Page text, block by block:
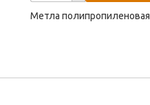
Метла полипропиленовая